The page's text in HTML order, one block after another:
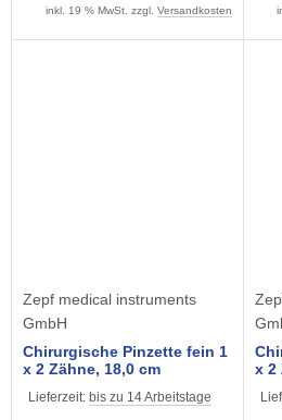
inkl. 19 % MwSt. zzgl. Versandkosten
Zepf medical instruments
GmbH
Chirurgische Pinzette fein 1
x 2 Zähne, 18,0 cm
Lieferzeit: bis zu 14 Arbeitstage
x 2